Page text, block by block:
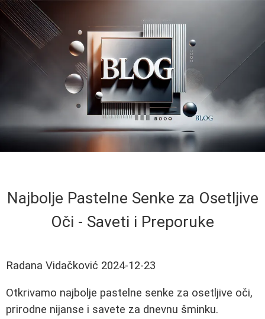
Najbolje Pastelne Senke za Osetljive
Oči - Saveti i Preporuke
Radana Vidačković 2024-12-23
Otkrivamo najbolje pastelne senke za osetljive oči,
prirodne nijanse i savete za dnevnu šminku.